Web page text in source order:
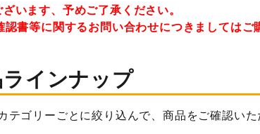
います、予めご了承ください。
書等に関するお問い合わせにつきましてはご
ラインナップ
ゴリーごとに絞り込んで、商品をご確認いた